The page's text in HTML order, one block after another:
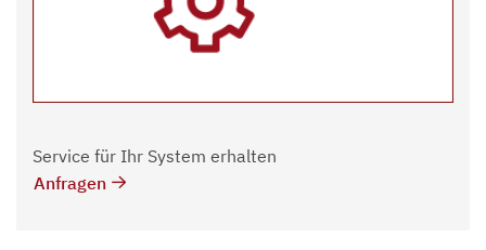
Service für Ihr System erhalten
Anfragen